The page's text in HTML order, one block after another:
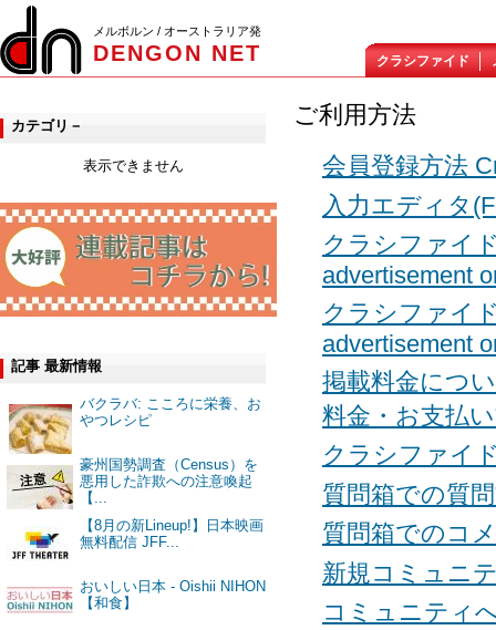
メルボルン / オーストラリア発
DENGON NET クラシファイド
カテゴリ－
表示できません
記事 最新情報
バクラバ: こころに栄養、お
やつレシピ
豪州国勢調査（Census）を
悪用した詐欺への注意喚起
【...
【8月の新Lineup!】日本映画
無料配信 JFF...
おいしい日本 - Oishii NIHON
【和食】
ご利用方法
会員登録方法
入力エディタ
クラシファイ
advertisement
クラシファイ
advertisement
掲載料金につ
料金・お支払
クラシファイ
質問箱での質
質問箱でのコ
新規コミュニ
コミュニティ